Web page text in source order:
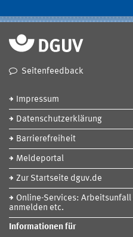
Seitenfeedback
Impressum
Datenschutzerklärung
Barrierefreiheit
Meldeportal
Zur Startseite dguv.de
Online-Services:
anmelden etc.
Informationen für